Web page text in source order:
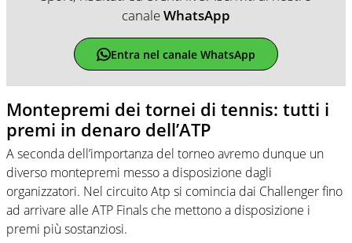
canaleWhatsApp
Entra nel canale WhatsApp
Montepremi dei tornei di tennis: tutti i
premi in denaro dell’ATP
A seconda dell’importanza del torneo avremo dunque un
diverso montepremi messo a disposizione dagli
organizzatori. Nel circuito Atp si comincia dai Challenger fino
ad arrivare alle ATP Finals che mettono a disposizione i
premi più sostanziosi.